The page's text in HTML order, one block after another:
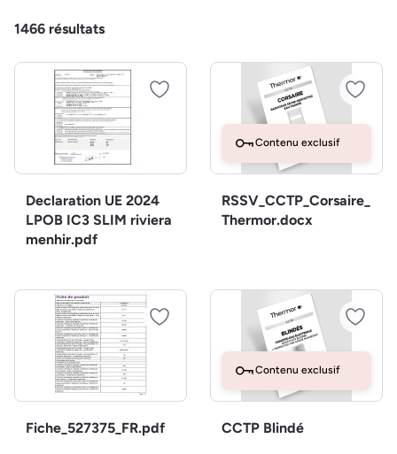
1466 résultats
Declaration UE 2024
LPOB IC3 SLIM riviera
menhir.pdf
Contenu exclusif
RSSV_CCTP_Corsaire_
Thermor.docx
Fiche_527375_FR.pdf
Contenu exclusif
CCTP Blindé